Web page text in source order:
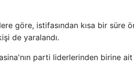
göre, istifasından kısa bir süre
de yaralandı.
parti liderlerinden birine